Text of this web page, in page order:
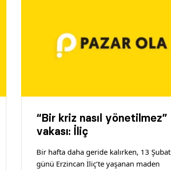
“Bir kriz nasıl yönetilmez”
vakası: İliç
Bir hafta daha geride kalırken, 13 Şubat
günü Erzincan İliç’te yaşanan maden